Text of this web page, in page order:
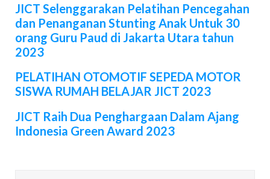
JICT Selenggarakan Pelatihan Pencegahan
dan Penanganan Stunting Anak Untuk 30
orang Guru Paud di Jakarta Utara tahun
2023
PELATIHAN OTOMOTIF SEPEDA MOTOR
SISWA RUMAH BELAJAR JICT 2023
JICT Raih Dua Penghargaan Dalam Ajang
Indonesia Green Award 2023